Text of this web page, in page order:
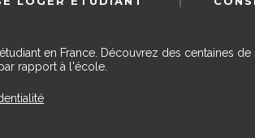
en France. Découvrez des centaines
rapport à l'école.